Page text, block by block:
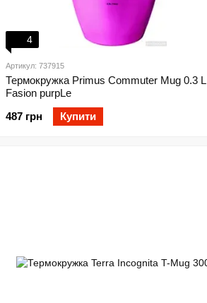
4
Артикул: 737915
Термокружка Primus Commuter Mug 0.3 L
Fasion purpLe
487 грн
Купити